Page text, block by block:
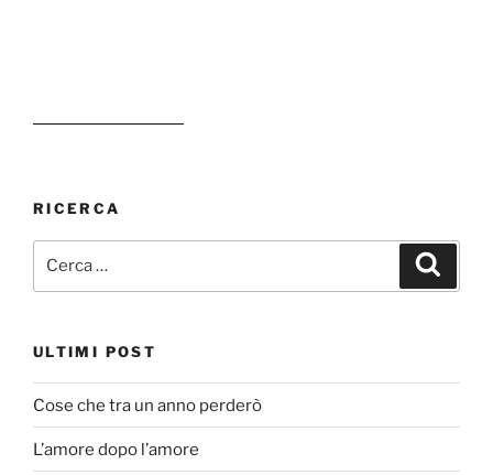
RICERCA
ULTIMI POST
Cose che tra un anno perderò
L’amore dopo l’amore